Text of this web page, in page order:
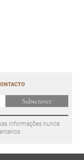
Subscrever
informações nunca